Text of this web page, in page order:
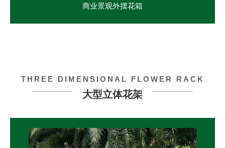
商业景观外摆花箱
THREE DIMENSIONAL FLOWER RACK
大型立体花架